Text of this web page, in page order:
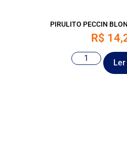
PIRULITO PECCIN
R$